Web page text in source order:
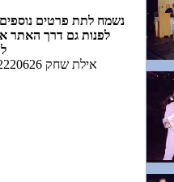
נשמח לתת פרטים נוספים
לפנות גם דרך האתר
אילת שחק 052-2220626 צביקה שחק 052-2337222